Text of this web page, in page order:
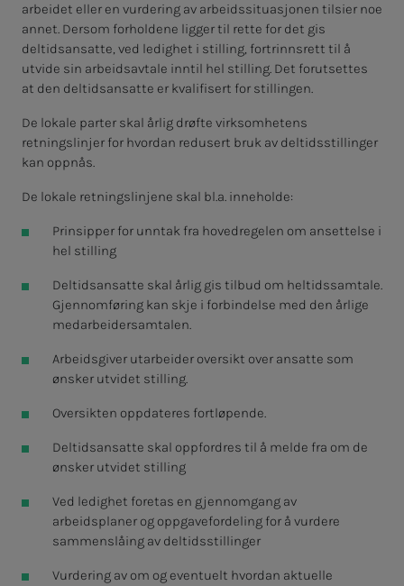
arbeidet eller en vurdering av arbeidssituasjonen tilsier noe
annet. Dersom forholdene ligger til rette for det gis
deltidsansatte, ved ledighet i stilling, fortrinnsrett til å
utvide sin arbeidsavtale inntil hel stilling. Det forutsettes
at den deltidsansatte er kvalifisert for stillingen.
De lokale parter skal årlig drøfte virksomhetens
retningslinjer for hvordan redusert bruk av deltidsstillinger
kan oppnås.
De lokale retningslinjene skal bl.a. inneholde:
Prinsipper for unntak fra hovedregelen om ansettelse i
hel stilling
Deltidsansatte skal årlig gis tilbud om heltidssamtale.
Gjennomføring kan skje i forbindelse med den årlige
medarbeidersamtalen.
Arbeidsgiver utarbeider oversikt over ansatte som
ønsker utvidet stilling.
Oversikten oppdateres fortløpende.
Deltidsansatte skal oppfordres til å melde fra om de
ønsker utvidet stilling
Ved ledighet foretas en gjennomgang av
arbeidsplaner og oppgavefordeling for å vurdere
sammenslåing av deltidsstillinger
Vurdering av om og eventuelt hvordan aktuelle